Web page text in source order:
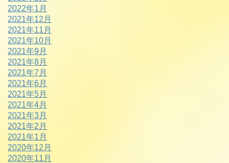
2022年1月
2021年12月
2021年11月
2021年10月
2021年9月
2021年8月
2021年7月
2021年6月
2021年5月
2021年4月
2021年3月
2021年2月
2021年1月
2020年12月
2020年11月